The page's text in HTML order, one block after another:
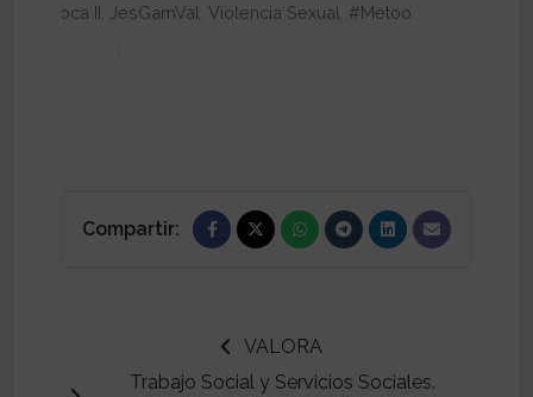
época II
JesGamVal Violencia Sexual #Metoo
Compartir:
VALORA
Trabajo Social y Servicios Sociales.